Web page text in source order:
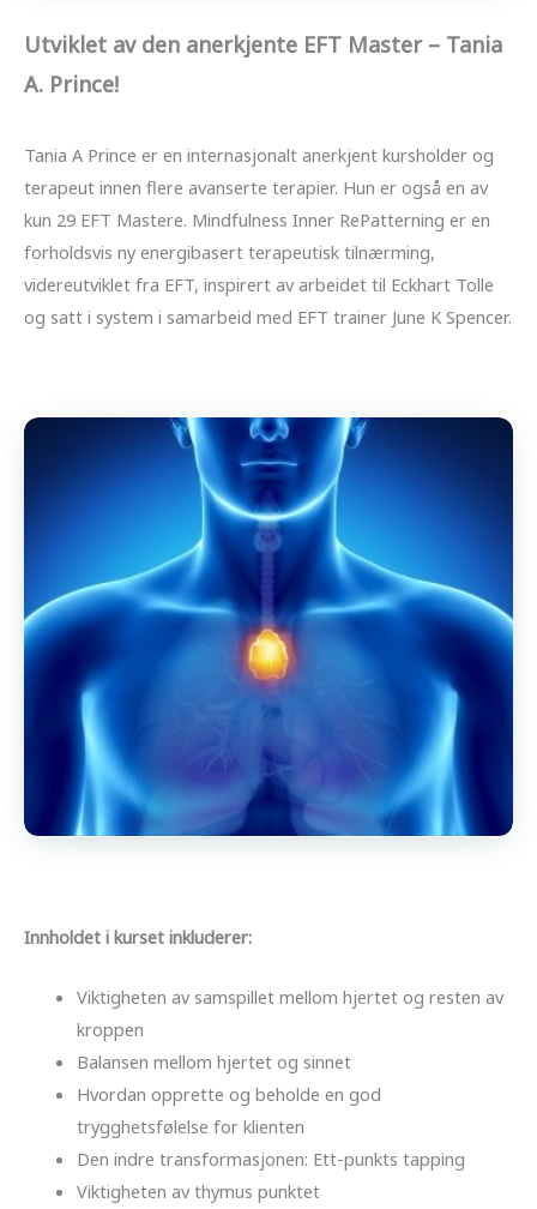
Utviklet av den anerkjente EFT Master – Tania
A. Prince!
Tania A Prince er en internasjonalt anerkjent kursholder og
terapeut innen flere avanserte terapier. Hun er også en av
kun 29 EFT Mastere. Mindfulness Inner RePatterning er en
forholdsvis ny energibasert terapeutisk tilnærming,
videreutviklet fra EFT, inspirert av arbeidet til Eckhart Tolle
og satt i system i samarbeid med EFT trainer June K Spencer.
Innholdet i kurset inkluderer:
Viktigheten av samspillet mellom hjertet og resten av
kroppen
Balansen mellom hjertet og sinnet
Hvordan opprette og beholde en god
trygghetsfølelse for klienten
Den indre transformasjonen: Ett-punkts tapping
Viktigheten av thymus punktet